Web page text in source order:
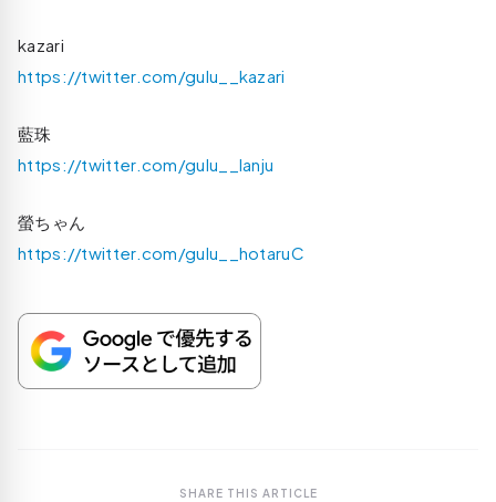
kazari
https://twitter.com/gulu__kazari
藍珠
https://twitter.com/gulu__lanju
螢ちゃん
https://twitter.com/gulu__hotaruC
SHARE THIS ARTICLE